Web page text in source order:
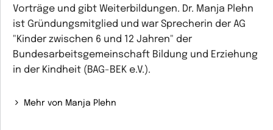
Vorträge und gibt Weiterbildungen. Dr. Manja Plehn
ist Gründungsmitglied und war Sprecherin der AG
"Kinder zwischen 6 und 12 Jahren" der
Bundesarbeitsgemeinschaft Bildung und Erziehung
in der Kindheit (BAG-BEK e.V.).
Mehr von Manja Plehn